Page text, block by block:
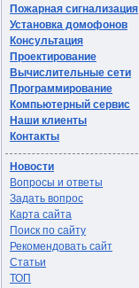
Пожарная сигнализация
Установка домофонов
Консультация
Проектирование
Вычислительные сети
Программирование
Компьютерный сервис
Наши клиенты
Контакты
Новости
Вопросы и ответы
Задать вопрос
Карта сайта
Поиск по сайту
Рекомендовать сайт
Статьи
ТОП